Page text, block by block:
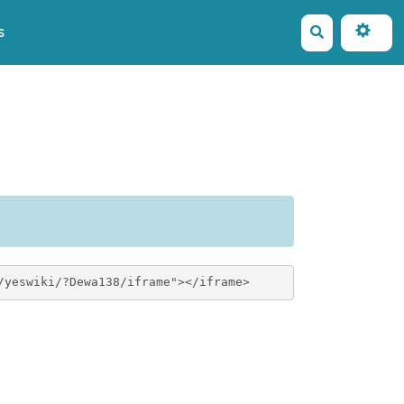
Rechercher
<iframe class="auto-resize" width="100%" scroll="no" frameborder="0" src="https://topogramme.fr/yeswiki/?Dewa138/iframe"></iframe>